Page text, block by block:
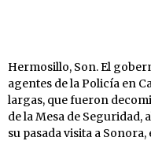
Hermosillo, Son. El
agentes de la Policía en
largas, que fueron
de la Mesa de Seguridad,
su pasada visita a